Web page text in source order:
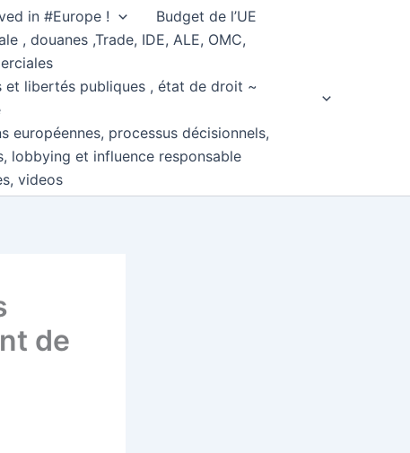
in #Europe !
Budget de l’UE
, douanes ,Trade, IDE, ALE, OMC,
et libertés publiques , état de droit ~
européennes, processus décisionnels,
lobbying et influence responsable
videos
de